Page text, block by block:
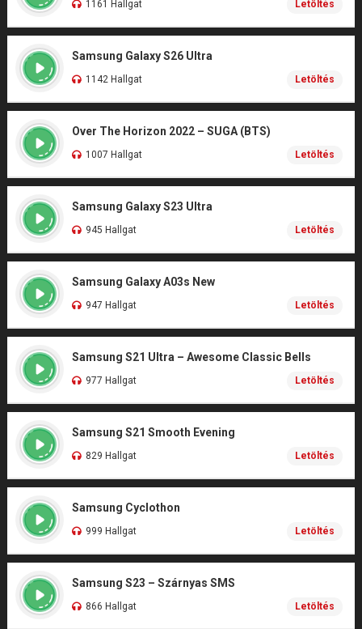
1161 Hallgat Letöltés
Samsung Galaxy S26 Ultra
1142 Hallgat Letöltés
Over The Horizon 2022 – SUGA (BTS)
1007 Hallgat Letöltés
Samsung Galaxy S23 Ultra
945 Hallgat Letöltés
Samsung Galaxy A03s New
947 Hallgat Letöltés
Samsung S21 Ultra – Awesome Classic Bells
977 Hallgat Letöltés
Samsung S21 Smooth Evening
829 Hallgat Letöltés
Samsung Cyclothon
999 Hallgat Letöltés
Samsung S23 – Szárnyas SMS
866 Hallgat Letöltés